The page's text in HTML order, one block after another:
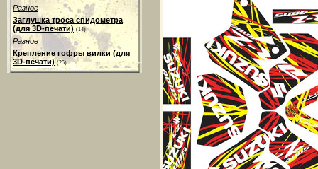
Разное
Заглушка троса спидометра
(для 3D-печати) (14)
Разное
Крепление гофры вилки (для
3D-печати) (25)